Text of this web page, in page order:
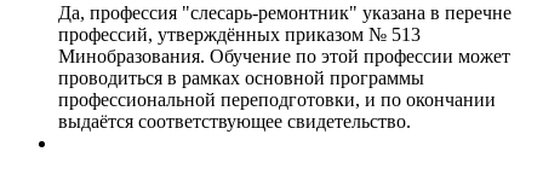
Да, профессия "слесарь-ремонтник" указана в перечне
профессий, утверждённых приказом № 513
Минобразования. Обучение по этой профессии может
проводиться в рамках основной программы
профессиональной переподготовки, и по окончании
выдаётся соответствующее свидетельство.